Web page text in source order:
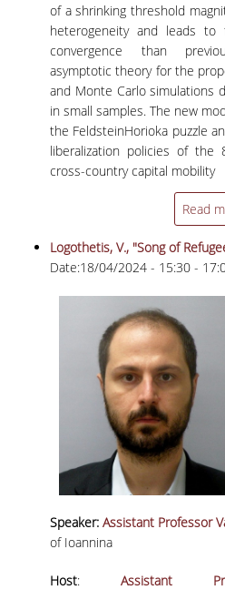
of a shrinking threshold
heterogeneity and leads
convergence than
asymptotic theory for the
and Monte Carlo simulations
in small samples. The new
the FeldsteinHorioka puzzle
liberalization policies of the
cross-country capital mobility
Read
Logothetis, V., "Song of
Date:18/04/2024 - 15:30 -
Speaker: Assistant Professor
of Ioannina
Host:Assistant